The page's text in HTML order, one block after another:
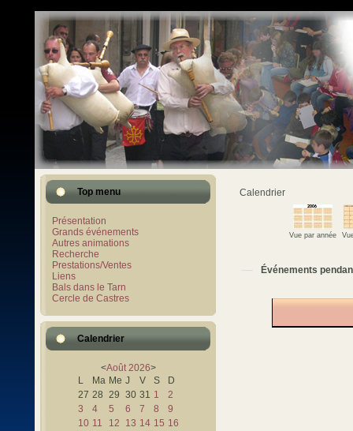
Top menu
Présentation
Grands événements
Autres animations
Recherche
Prestations/Ventes
Liens
Bals dans le Tarn
Cercle de Castres
Calendrier
<Août 2026>
L
Ma Me J V S
D
27 28 29 30 31 1
2
3
4 5 6 7 8
9
10 11 12 13 14 15 16
Calendrier
Vue par année
Événements